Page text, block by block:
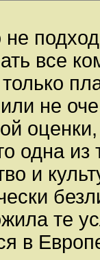
не
все
только
или не
одна из
и
те
в